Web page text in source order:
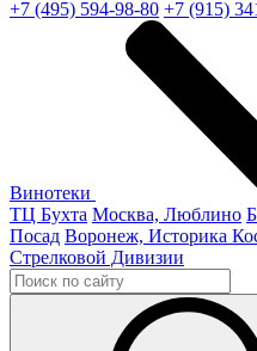
+7 (495) 594-98-80 +7 (915)
Винотеки
ТЦ Бухта Москва, Люблино
Посад Воронеж, Историка
Стрелковой Дивизии